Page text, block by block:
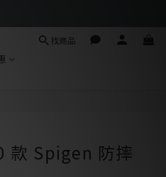
找商品
款 Spigen 防摔